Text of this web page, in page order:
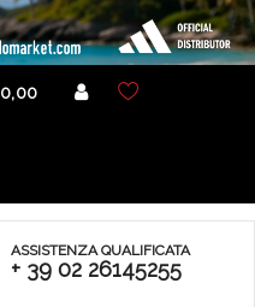
ASSISTENZA QUALIFICATA
+ 39 02 26145255